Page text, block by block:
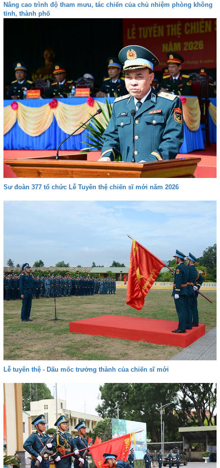
Nâng cao trình độ tham mưu, tác chiến của chủ nhiệm phòng không
tỉnh, thành phố
Sư đoàn 377 tổ chức Lễ Tuyên thệ chiến sĩ mới năm 2026
Lễ tuyên thệ - Dấu mốc trưởng thành của chiến sĩ mới